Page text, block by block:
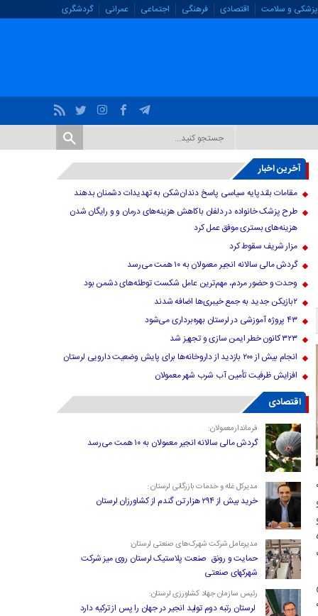
پزشکی و سلامت اقتصادی فرهنگی اجتماعی عمرانی گردشگری
فقره
آخرین اخبار
مقامات بلندپایه سیاسی پاسخ دندان‌شکن به تهدیدات دشمنان بدهند
طرح پزشک خانواده در دلفان باکاهش هزینه‌های درمان و و رایگان شدن
هزینه‌های بستری موفق عمل کرد
مزار شریف سقوط کرد
گردش مالی سالانه انجیر معمولان به ۱۰ همت می‌رسد
وحدت و حضور مردم، مهم‌ترین عامل شکست توطئه‌های دشمن بود
۲بازیکن جدید به جمع خیبری‌ها اضافه شدند
۴۳ پروژه آموزشی در لرستان بهره‌برداری می‌شود
۳۲۳ کانون خطر ایمن سازی و تجهیز شد
انجام بیش از ۲۰۰ بازدید از داروخانه‌ها برای پایش وضعیت دارویی لرستان
افزایش ظرفیت تأمین آب شرب شهر معمولان
اقتصادی
فرماندارمعمولان:
گردش مالی سالانه انجیر معمولان به ۱۰ همت می‌رسد
مدیرکل غله و خدمات بازرگانی لرستان :
خرید بیش از ۲۹۴ هزار تن گندم از کشاورزان لرستان
مدیرعامل شرکت شهرک‌های صنعتی لرستان:
حمایت و رونق صنعت پلاستیک لرستان روی میز شرکت
شهرکهای صنعتی
رئیس سازمان جهاد کشاورزی لرستان:
لرستان رتبه دوم تولید انجیر در جهان را پس از ترکیه دارد